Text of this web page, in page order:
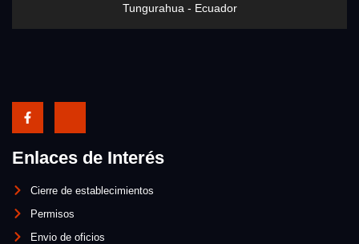
Tungurahua - Ecuador
Enlaces de Interés
Cierre de establecimientos
Permisos
Envio de oficios